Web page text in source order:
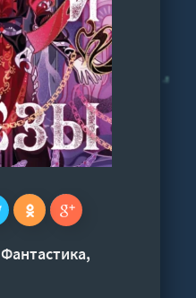
Фантастика,